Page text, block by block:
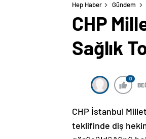
Hep Haber Gündem
CHP
Sağlık
0
CHP İstanbul
teklifinde diş